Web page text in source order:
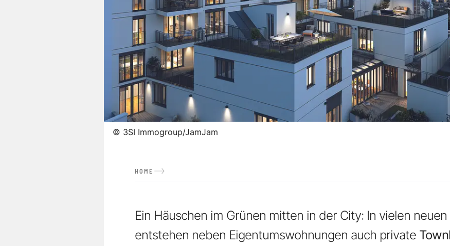
© 3SI Immogroup/JamJam
HOME
Ein Häuschen im Grünen mitten in der City: In vielen
entstehen neben Eigentumswohnungen auch private